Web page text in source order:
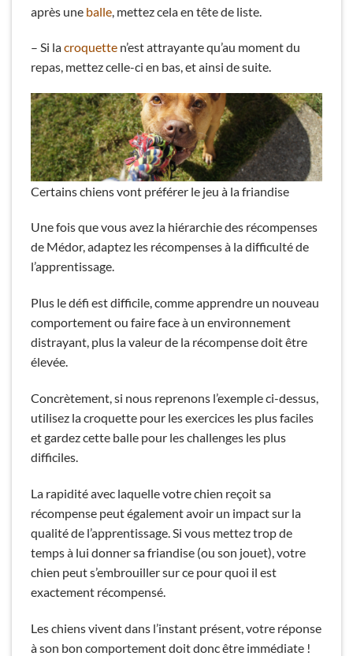
après une balle , mettez cela en tête de liste.
– Si lacroquette n’est attrayante qu’au moment du
repas, mettez celle-ci en bas, et ainsi de suite.
Certains chiens vont préférer le jeu à la friandise
Une fois que vous avez la hiérarchie des récompenses
de Médor, adaptez les récompenses à la difficulté de
l’apprentissage.
Plus le défi est difficile, comme apprendre un nouveau
comportement ou faire face à un environnement
distrayant, plus la valeur de la récompense doit être
élevée.
Concrètement, si nous reprenons l’exemple ci-dessus,
utilisez la croquette pour les exercices les plus faciles
et gardez cette balle pour les challenges les plus
difficiles.
La rapidité avec laquelle votre chien reçoit sa
récompense peut également avoir un impact sur la
qualité de l’apprentissage. Si vous mettez trop de
temps à lui donner sa friandise (ou son jouet), votre
chien peut s’embrouiller sur ce pour quoi il est
exactement récompensé.
Les chiens vivent dans l’instant présent, votre réponse
à son bon comportement doit donc être immédiate !